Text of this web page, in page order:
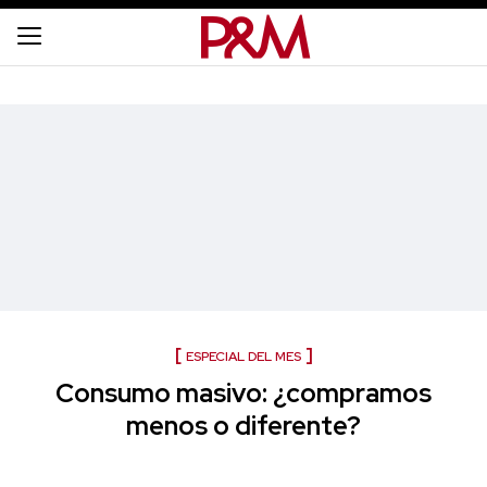
ESPECIAL DEL MES
Consumo masivo: ¿compramos
menos o diferente?